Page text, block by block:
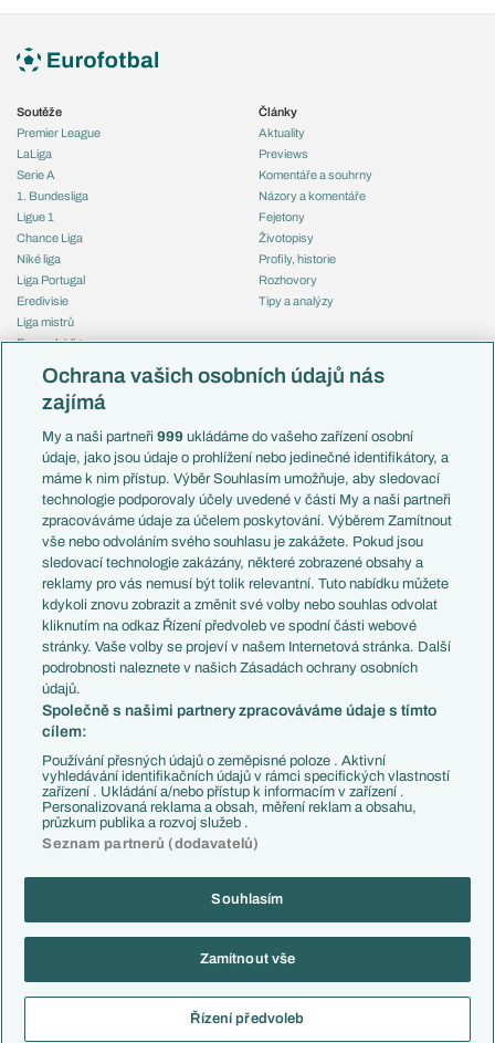
Soutěže
Premier League
LaLiga
Serie A
1. Bundesliga
Ligue 1
Chance Liga
Niké liga
Liga Portugal
Eredivisie
Liga mistrů
Evropská liga
Mistrovství světa
Liga národů
Témata
Představení týmů MS
EuroSkauting
PL v kostce
Evropské koeficienty
Přestupy
Přestupové spekulace
Zranění
Kluby
Arsenal FC
Chelsea FC
Manchester United
AC Milán
Juventus FC
Bayern Mnichov
FC Barcelona
Real Madrid
Články
Aktuality
Previews
Komentáře a souhrny
Názory a komentáře
Fejetony
Životopisy
Profily, historie
Rozhovory
Tipy a analýzy
Česko
Francie
Itálie
Německo
Španělsko
Argentina
Brazílie
Přestupy
Zápasy
Livescore
Tipovací soutěž
Copyright © 2001-2026 EuroFotbal.cz. Využíváme zpravodajství ČTK.
Informace o zpracování osobních údajů
Ochrana vašich osobních údajů nás
zajímá
My a naši partneři999 ukládáme do vašeho zařízení osobní
údaje, jako jsou údaje o prohlížení nebo jedinečné identifikátory, a
máme k nim přístup. Výběr Souhlasím umožňuje, aby sledovací
technologie podporovaly účely uvedené v části My a naši partneři
zpracováváme údaje za účelem poskytování. Výběrem Zamítnout
vše nebo odvoláním svého souhlasu je zakážete. Pokud jsou
sledovací technologie zakázány, některé zobrazené obsahy a
reklamy pro vás nemusí být tolik relevantní. Tuto nabídku můžete
kdykoli znovu zobrazit a změnit své volby nebo souhlas odvolat
kliknutím na odkaz Řízení předvoleb ve spodní části webové
stránky. Vaše volby se projeví v našem Internetová stránka. Další
podrobnosti naleznete v našich Zásadách ochrany osobních
údajů.
Společně s našimi partnery zpracováváme údaje s tímto
cílem:
Používání přesných údajů o zeměpisné poloze . Aktivní
vyhledávání identifikačních údajů v rámci specifických vlastností
zařízení . Ukládání a/nebo přístup k informacím v zařízení .
Personalizovaná reklama a obsah, měření reklam a obsahu,
průzkum publika a rozvoj služeb .
Seznam partnerů (dodavatelů)
Souhlasím
Zamítnout vše
Řízení předvoleb